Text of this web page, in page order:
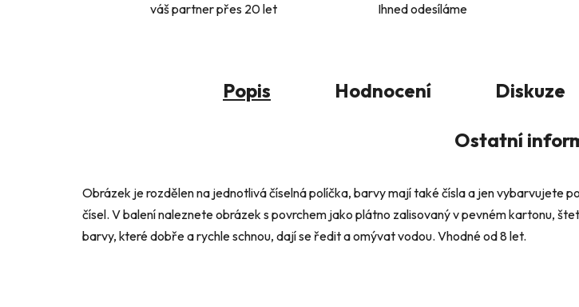
váš partner přes 20 let Ihned odesíláme
Popis Hodnocení Diskuze
Ostatní
Obrázek je rozdělen na jednotlivá číselná políčka, barvy mají také čísla a jen vybarvujete
čísel. V balení naleznete obrázek s povrchem jako plátno zalisovaný v pevném kartonu,
barvy, které dobře a rychle schnou, dají se ředit a omývat vodou. Vhodné od 8 let.